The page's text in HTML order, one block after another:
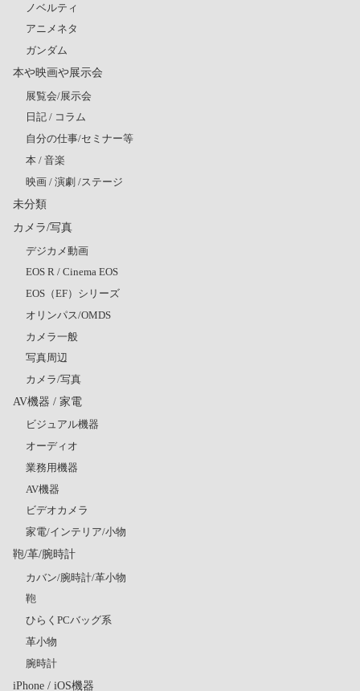
ノベルティ
アニメネタ
ガンダム
本や映画や展示会
展覧会/展示会
日記 / コラム
自分の仕事/セミナー等
本 / 音楽
映画 / 演劇 /ステージ
未分類
カメラ/写真
デジカメ動画
EOS R / Cinema EOS
EOS（EF）シリーズ
オリンパス/OMDS
カメラ一般
写真周辺
カメラ/写真
AV機器 / 家電
ビジュアル機器
オーディオ
業務用機器
AV機器
ビデオカメラ
家電/インテリア/小物
鞄/革/腕時計
カバン/腕時計/革小物
鞄
ひらくPCバッグ系
革小物
腕時計
iPhone / iOS機器